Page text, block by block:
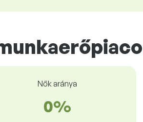
Nők aránya
0%